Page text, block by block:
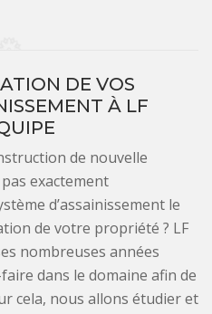
DE VOS
À LF
de nouvelle
exactement
d’assainissement le
de votre propriété ? LF
nombreuses années
dans le domaine afin de
cela, nous allons étudier et